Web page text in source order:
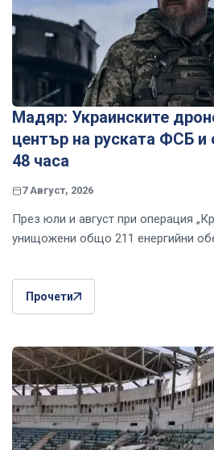
Мадяр: Украинските
център на руската ФСБ и
48 часа
7 Август, 2026
През юли и август при операция
унищожени общо 211 енергийни
Прочети